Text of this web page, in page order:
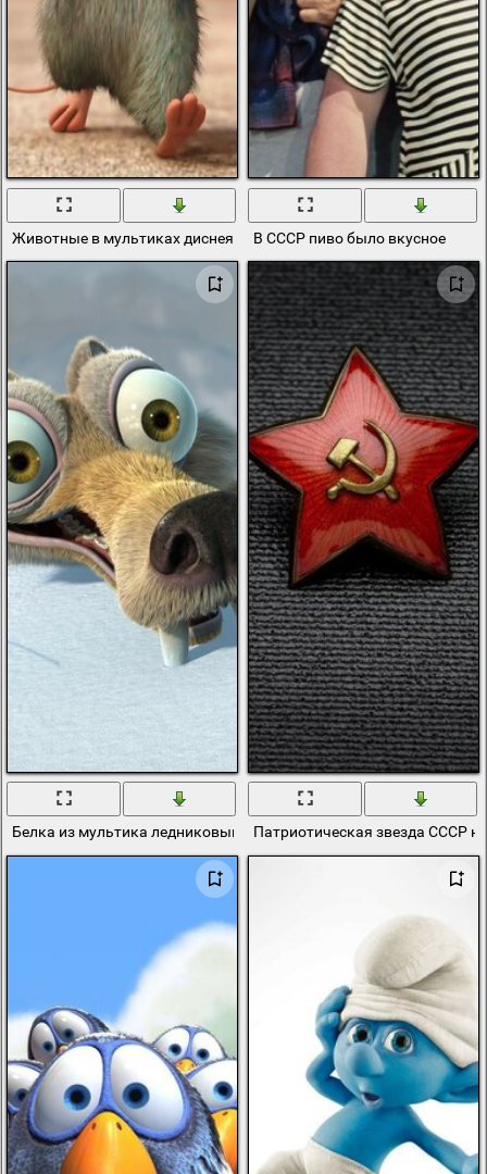
Животные в мультиках диснея смешные!В СССР пиво было вкусное
Белка из мультика ледниковый периодПатриотическая звезда СССР